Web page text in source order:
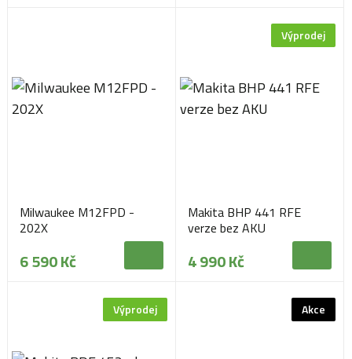
Milwaukee M12FPD -
202X
6 590 Kč
Výprodej
Makita BHP 441 RFE
verze bez AKU
4 990 Kč
Výprodej Akce